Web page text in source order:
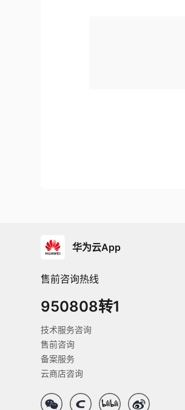
华为云App
售前咨询热线
950808转1
技术服务咨询
售前咨询
备案服务
云商店咨询